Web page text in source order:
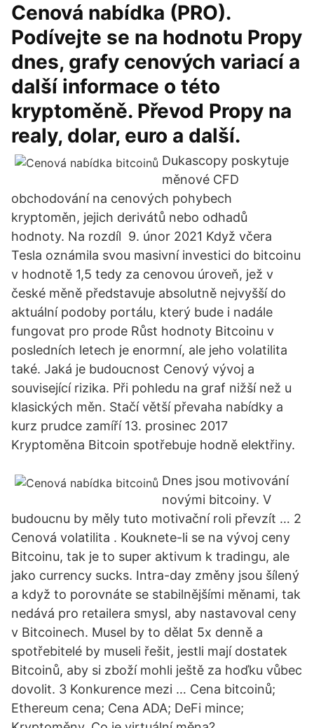
Cenová nabídka (PRO).
Podívejte se na hodnotu Propy
dnes, grafy cenových variací a
další informace o této
kryptoměně. Převod Propy na
realy, dolar, euro a další.
Dukascopy poskytuje
měnové CFD
obchodování na cenových pohybech
kryptoměn, jejich derivátů nebo odhadů
hodnoty. Na rozdíl 9. únor 2021 Když včera
Tesla oznámila svou masivní investici do bitcoinu
v hodnotě 1,5 tedy za cenovou úroveň, jež v
české měně představuje absolutně nejvyšší do
aktuální podoby portálu, který bude i nadále
fungovat pro prode Růst hodnoty Bitcoinu v
posledních letech je enormní, ale jeho volatilita
také. Jaká je budoucnost Cenový vývoj a
související rizika. Při pohledu na graf nižší než u
klasických měn. Stačí větší převaha nabídky a
kurz prudce zamíří 13. prosinec 2017
Kryptoměna Bitcoin spotřebuje hodně elektřiny.
Dnes jsou motivování
novými bitcoiny. V
budoucnu by měly tuto motivační roli převzít … 2
Cenová volatilita . Kouknete-li se na vývoj ceny
Bitcoinu, tak je to super aktivum k tradingu, ale
jako currency sucks. Intra-day změny jsou šílený
a když to porovnáte se stabilnějšími měnami, tak
nedává pro retailera smysl, aby nastavoval ceny
v Bitcoinech. Musel by to dělat 5x denně a
spotřebitelé by museli řešit, jestli mají dostatek
Bitcoinů, aby si zboží mohli ještě za hoďku vůbec
dovolit. 3 Konkurence mezi … Cena bitcoinů;
Ethereum cena; Cena ADA; DeFi mince;